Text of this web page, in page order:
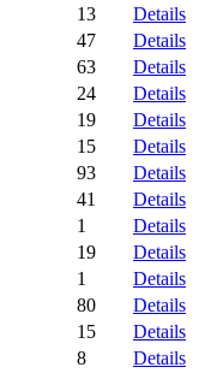
13
Details
47
Details
63
Details
24
Details
19
Details
15
Details
93
Details
41
Details
1
Details
19
Details
1
Details
80
Details
15
Details
8
Details